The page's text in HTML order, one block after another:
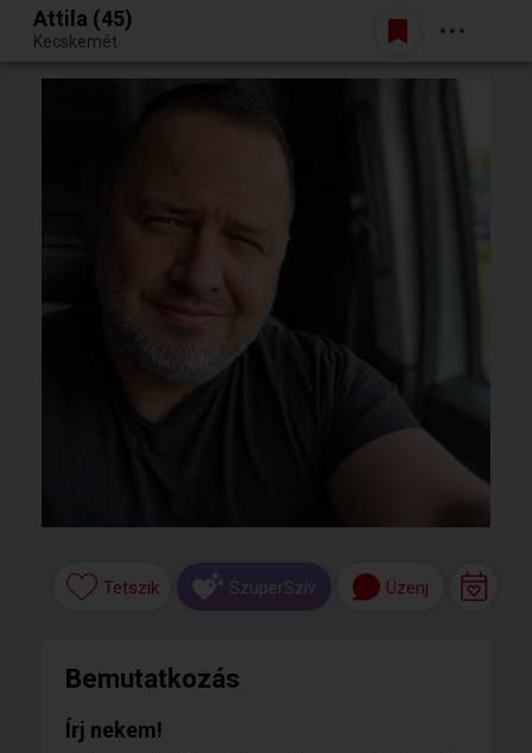
Egy jó randiból bármi lehet.
Belépés
Attila (45)
Kecskemét
Tetszik SzuperSzív Üzenj
Bemutatkozás
Írj nekem!